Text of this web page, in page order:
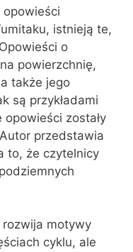
opowieści
istnieją te,
o
powierzchnię,
także jego
są przykładami
zostały
przedstawia
to, że czytelnicy
rozwija motywy
cyklu, ale